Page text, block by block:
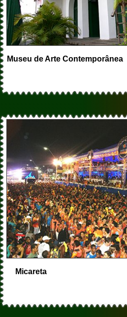
Museu de Arte Contemporânea
Micareta